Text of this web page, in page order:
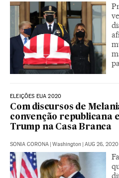
ELEIÇÕES EUA 2020
Com discursos de
convenção republicana
Trump na Casa Branca
SONIA CORONA | Washington | AUG 26,